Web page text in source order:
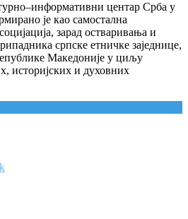
центар Срба у
је као самостална
зарад остваривања и
српске етничке заједнице,
Македоније у циљу
историјских и духовних